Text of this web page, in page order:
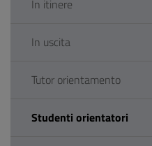
In itinere
In uscita
Tutor orientamento
Studenti orientatori